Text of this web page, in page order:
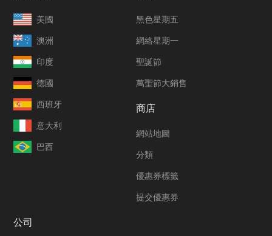
美國
澳洲
印度
德國
西班牙
意大利
巴西
黑色星期五
網絡星期一
聖誕節
萬聖節大銷售
商店
網站地圖
分類
優惠券標籤
提交優惠券
公司